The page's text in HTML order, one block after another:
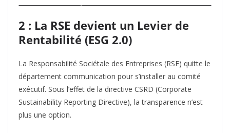
2 : La RSE devient un Levier de
Rentabilité (ESG 2.0)
La Responsabilité Sociétale des Entreprises (RSE) quitte le
département communication pour s’installer au comité
exécutif. Sous l’effet de la directive CSRD (Corporate
Sustainability Reporting Directive), la transparence n’est
plus une option.